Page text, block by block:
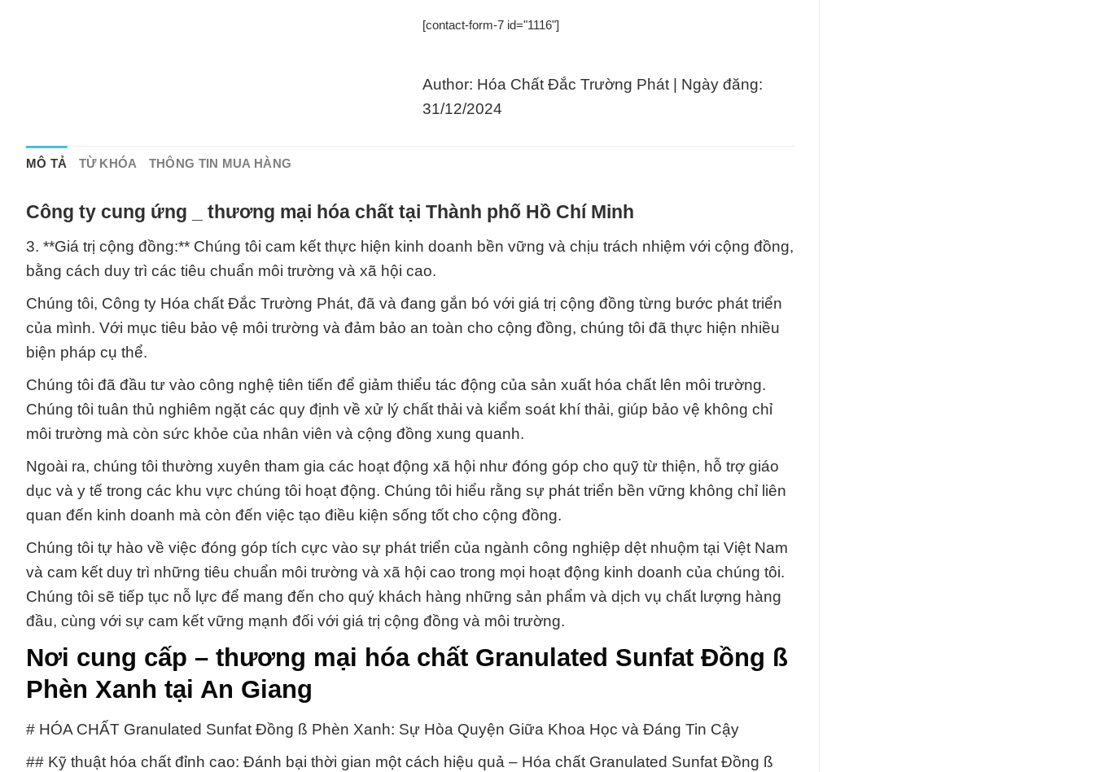
[contact-form-7 id="1116"]
Author: Hóa Chất Đắc Trường Phát | Ngày đăng:
31/12/2024
MÔ TẢ TỪ KHÓA THÔNG TIN MUA HÀNG
Công ty cung ứng _ thương mại hóa chất tại Thành phố Hồ Chí Minh
3. **Giá trị cộng đồng:** Chúng tôi cam kết thực hiện kinh doanh bền vững và chịu trách nhiệm với cộng đồng,
bằng cách duy trì các tiêu chuẩn môi trường và xã hội cao.
Chúng tôi, Công ty Hóa chất Đắc Trường Phát, đã và đang gắn bó với giá trị cộng đồng từng bước phát triển
của mình. Với mục tiêu bảo vệ môi trường và đảm bảo an toàn cho cộng đồng, chúng tôi đã thực hiện nhiều
biện pháp cụ thể.
Chúng tôi đã đầu tư vào công nghệ tiên tiến để giảm thiểu tác động của sản xuất hóa chất lên môi trường.
Chúng tôi tuân thủ nghiêm ngặt các quy định về xử lý chất thải và kiểm soát khí thải, giúp bảo vệ không chỉ
môi trường mà còn sức khỏe của nhân viên và cộng đồng xung quanh.
Ngoài ra, chúng tôi thường xuyên tham gia các hoạt động xã hội như đóng góp cho quỹ từ thiện, hỗ trợ giáo
dục và y tế trong các khu vực chúng tôi hoạt động. Chúng tôi hiểu rằng sự phát triển bền vững không chỉ liên
quan đến kinh doanh mà còn đến việc tạo điều kiện sống tốt cho cộng đồng.
Chúng tôi tự hào về việc đóng góp tích cực vào sự phát triển của ngành công nghiệp dệt nhuộm tại Việt Nam
và cam kết duy trì những tiêu chuẩn môi trường và xã hội cao trong mọi hoạt động kinh doanh của chúng tôi.
Chúng tôi sẽ tiếp tục nỗ lực để mang đến cho quý khách hàng những sản phẩm và dịch vụ chất lượng hàng
đầu, cùng với sự cam kết vững mạnh đối với giá trị cộng đồng và môi trường.
Nơi cung cấp – thương mại hóa chất Granulated Sunfat Đồng ß
Phèn Xanh tại An Giang
# HÓA CHẤT Granulated Sunfat Đồng ß Phèn Xanh: Sự Hòa Quyện Giữa Khoa Học và Đáng Tin Cậy
## Kỹ thuật hóa chất đỉnh cao: Đánh bại thời gian một cách hiệu quả – Hóa chất Granulated Sunfat Đồng ß